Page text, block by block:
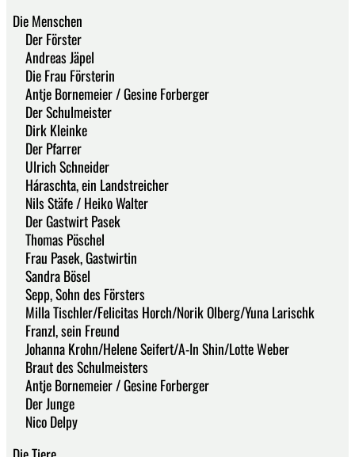
Die Menschen
Der Förster
Andreas Jäpel
Die Frau Försterin
Antje Bornemeier / Gesine Forberger
Der Schulmeister
Dirk Kleinke
Der Pfarrer
Ulrich Schneider
Háraschta, ein Landstreicher
Nils Stäfe / Heiko Walter
Der Gastwirt Pasek
Thomas Pöschel
Frau Pasek, Gastwirtin
Sandra Bösel
Sepp, Sohn des Försters
Milla Tischler/Felicitas Horch/Norik Olberg/Yuna Larischk
Franzl, sein Freund
Johanna Krohn/Helene Seifert/A-In Shin/Lotte Weber
Braut des Schulmeisters
Antje Bornemeier / Gesine Forberger
Der Junge
Nico Delpy